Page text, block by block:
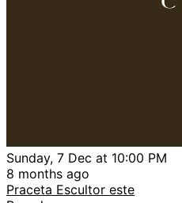
Sunday, 7 Dec at 10:00 PM
8 months ago
Praceta Escultor este